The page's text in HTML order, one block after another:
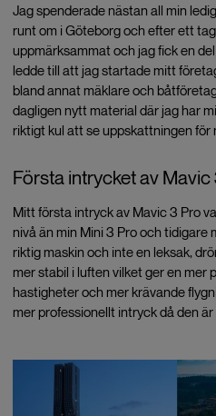
Jag spenderade nästan all min
runt om i Göteborg och efter ett
uppmärksammat och jag fick en
ledde till att jag startade mitt
bland annat mäklare och
dagligen nytt material där jag har
riktigt kul att se uppskattningen för
Första intrycket av Mavic
Mitt första intryck av Mavic 3 Pro
nivå än min Mini 3 Pro och tidigare
riktig maskin och inte en leksak,
mer stabil i luften vilket ger en mer
hastigheter och mer krävande
mer professionellt intryck då den